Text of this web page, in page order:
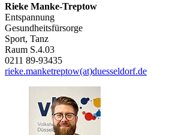
Rieke Manke-Treptow
Entspannung
Gesundheitsfürsorge
Sport, Tanz
Raum S.4.03
0211 89-93435
rieke.manketreptow(at)duesseldorf.de